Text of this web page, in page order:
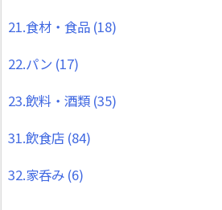
21.食材・食品 (18)
22.パン (17)
23.飲料・酒類 (35)
31.飲食店 (84)
32.家呑み (6)